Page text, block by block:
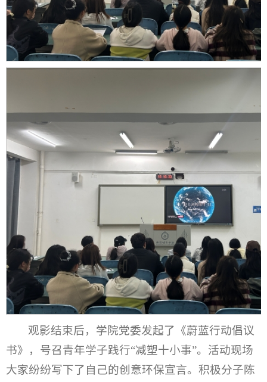
观影结束后，学院党委发起了《蔚蓝行动倡议
书》，号召青年学子践行“减塑十小事”。活动现场
大家纷纷写下了自己的创意环保宣言。积极分子陈